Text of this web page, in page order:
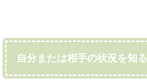
自分または相手の状況を知る